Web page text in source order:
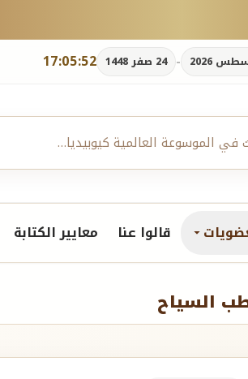
17:05:53 - 24 صفر 1448
قالوا عنا معايير الكتابة
السياح